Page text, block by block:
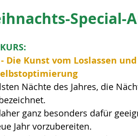
Special-
Die Kunst vom Loslassen
Nächte des Jahres, die
ganz besonders dafür
Jahr vorzubereiten.